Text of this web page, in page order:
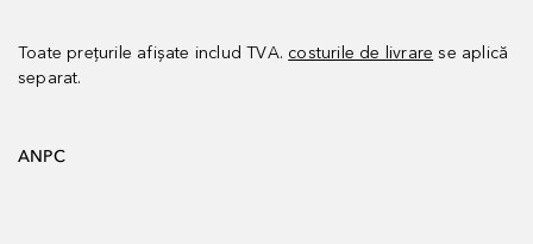
Toate prețurile afișate includ TVA. costurile de livrare se aplică
separat.
ANPC